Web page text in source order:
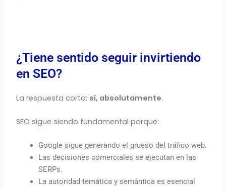
¿Tiene sentido seguir invirtiendo
en SEO?
La respuesta corta: sí, absolutamente.
SEO sigue siendo fundamental porque:
Google sigue generando el grueso del tráfico web.
Las decisiones comerciales se ejecutan en las
SERPs.
La autoridad temática y semántica es esencial